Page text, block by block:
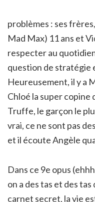
problèmes : ses
Mad Max) 11 ans et
respecter au
question de stratégie
Heureusement, il y a
Chloé la super copine
Truffe, le garçon le
vrai, ce ne sont pas
et il écoute Angèle
Dans ce 9e opus
on a des tas et des
carnet secret, la vie